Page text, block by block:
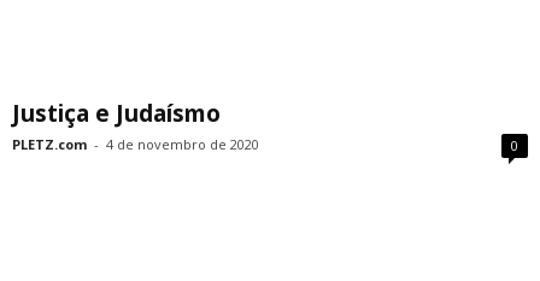
Justiça e Judaísmo
PLETZ.com - 4 de novembro de 2020 0